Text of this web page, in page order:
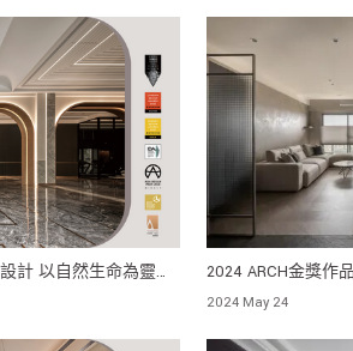
計 以自然生命為靈感
積累和連結
2024 ARCH金獎作
活度，跳脫拘泥的
2024 May 24